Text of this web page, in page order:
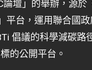
論壇」的舉辦，源
平台，運用聯合國
倡議的科學減碳
的公開平台。